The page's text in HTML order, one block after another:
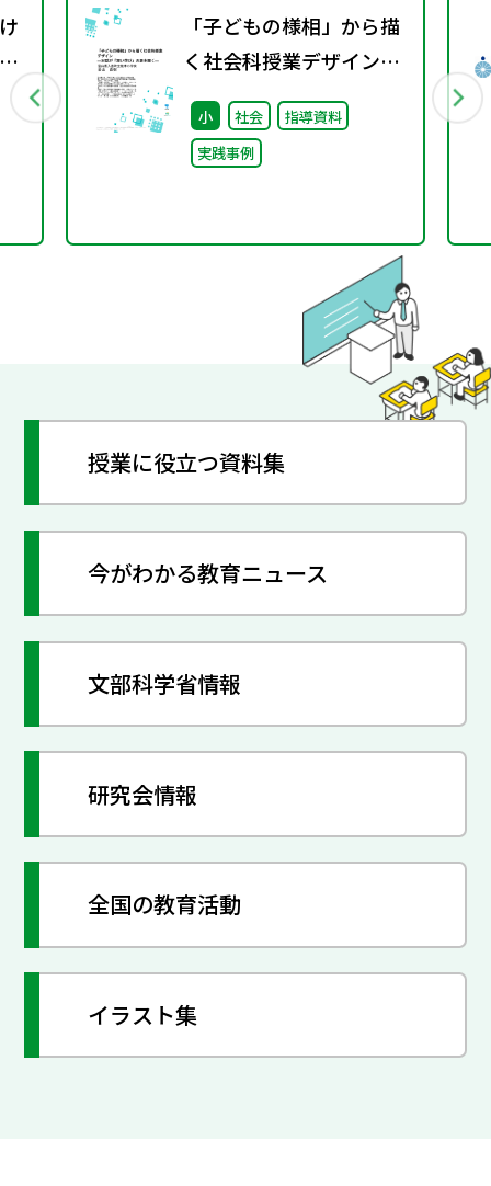
「子どもの様相」から描
く社会科授業デザイン－
対話が「深い学び」の扉
を開く－
小 社会
指導資料
実践事例
授業に役立つ資料集
今がわかる教育ニュース
文部科学省情報
研究会情報
全国の教育活動
イラスト集